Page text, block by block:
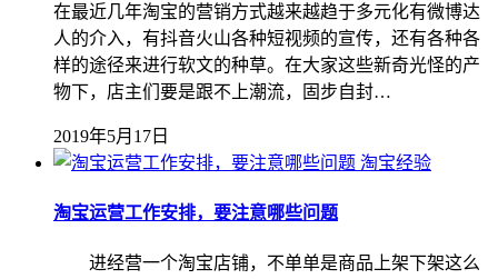
在最近几年淘宝的营销方式越来越趋于多元化有微博达
人的介入，有抖音火山各种短视频的宣传，还有各种各
样的途径来进行软文的种草。在大家这些新奇光怪的产
物下，店主们要是跟不上潮流，固步自封…
2019年5月17日
淘宝经验
淘宝运营工作安排，要注意哪些问题
进经营一个淘宝店铺，不单单是商品上架下架这么